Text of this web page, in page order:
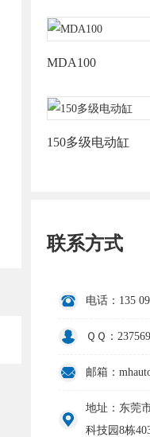
MDA100
150多级电动缸
联系方式
电话：135
ＱＱ：
邮箱：
地址：东莞
科技园8栋